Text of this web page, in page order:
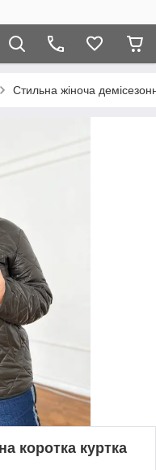
Стильна жіноча
коротка куртка